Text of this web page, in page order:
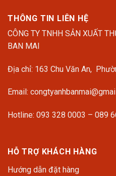
THÔNG TIN LIÊN HỆ
CÔNG TY TNHH SẢN XUẤT
BAN MAI
Địa chỉ: 163 Chu Văn An,
Email:
Hotline: 093 328 0003 – 089
HỖ TRỢ KHÁCH HÀNG
Hướng dẫn đặt hàng